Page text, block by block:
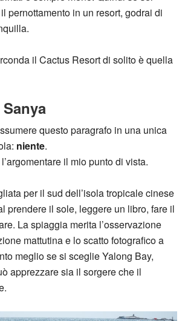
pernottamento in un resort, godrai di
il Cactus Resort di solito è quella
questo paragrafo in una unica
niente.
il mio punto di vista.
per il sud dell’isola tropicale cinese
prendere il sole, leggere un libro, fare il
La spiaggia merita l’osservazione
mattutina e lo scatto fotografico a
meglio se si sceglie Yalong Bay,
apprezzare sia il sorgere che il